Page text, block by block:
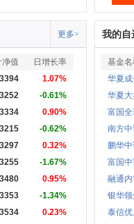
更多>
净值
日增长率
1.07%
-0.61%
0.90%
-0.62%
0.32%
-1.67%
0.95%
-1.34%
0.23%
我的自
基金名
华夏
华夏
富国
南方
鹏华
富国
融通
银华
泰信